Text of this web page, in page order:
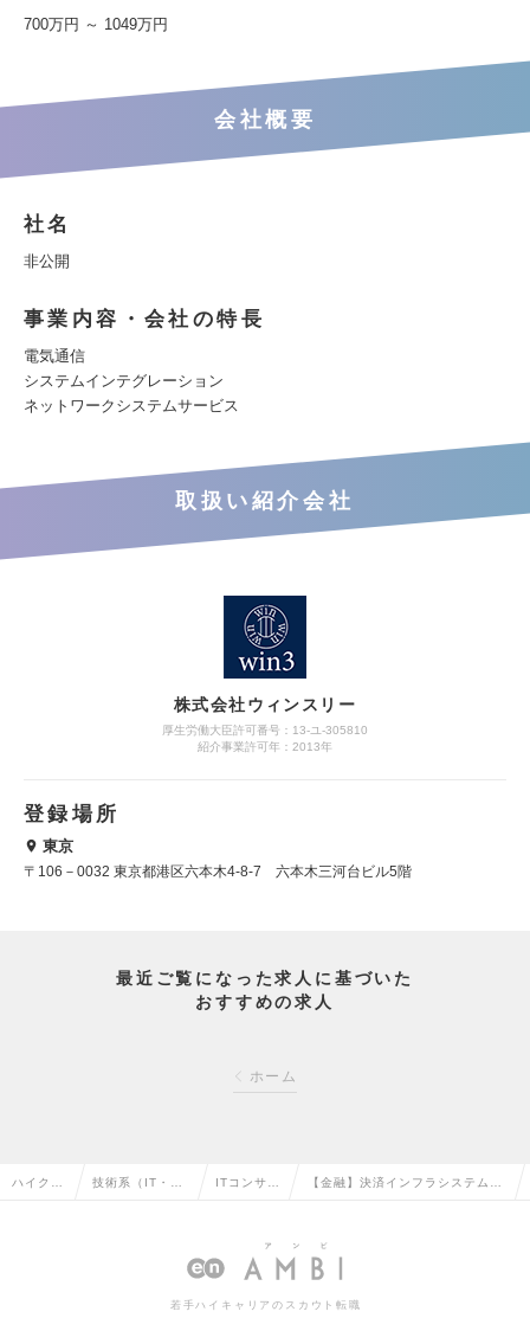
700万円 ～ 1049万円
会社概要
社名
非公開
事業内容・会社の特長
電気通信
システムインテグレーション
ネットワークシステムサービス
取扱い紹介会社
株式会社ウィンスリー
厚生労働大臣許可番号：13-ユ-305810
紹介事業許可年：2013年
登録場所
東京
〒106－0032 東京都港区六本木4-8-7 六本木三河台ビル5階
最近ご覧になった求人に基づいた
おすすめの求人
ホーム
ハイクラ 技術系（IT・We ITコンサル
職
【金融】決済インフラシステムの
人情報
若手ハイキャリアのスカウト転職